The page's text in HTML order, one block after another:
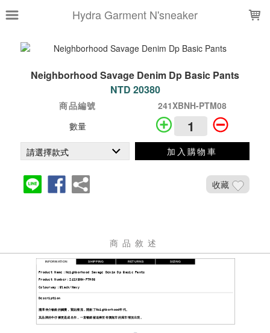
Hydra Garment N'sneaker
Neighborhood Savage Denim Dp Basic Pants
NTD 20380
商品編號
241XBNH-PTM08
數量
加入購物車
收藏
商品敘述